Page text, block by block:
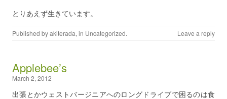
とりあえず生きています。
Published byakiterada, in Uncategorized. Leave a reply
Applebee’s
March 2, 2012
出張とかウェストバージニアへのロングドライブで困るのは食